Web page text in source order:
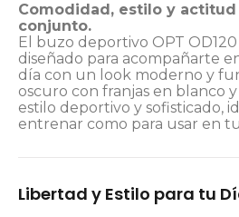
Comodidad, estilo y
conjunto.
El buzo deportivo OPT
diseñado para acompañarte
día con un look moderno y
oscuro con franjas en blanco
estilo deportivo y sofisticado,
entrenar como para usar en
Libertad y Estilo para tu